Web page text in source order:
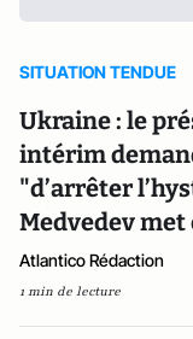
SITUATION TENDUE
Ukraine : le
intérim
"d’arrêter
Medvedev met
Atlantico Rédaction
1 min de lecture